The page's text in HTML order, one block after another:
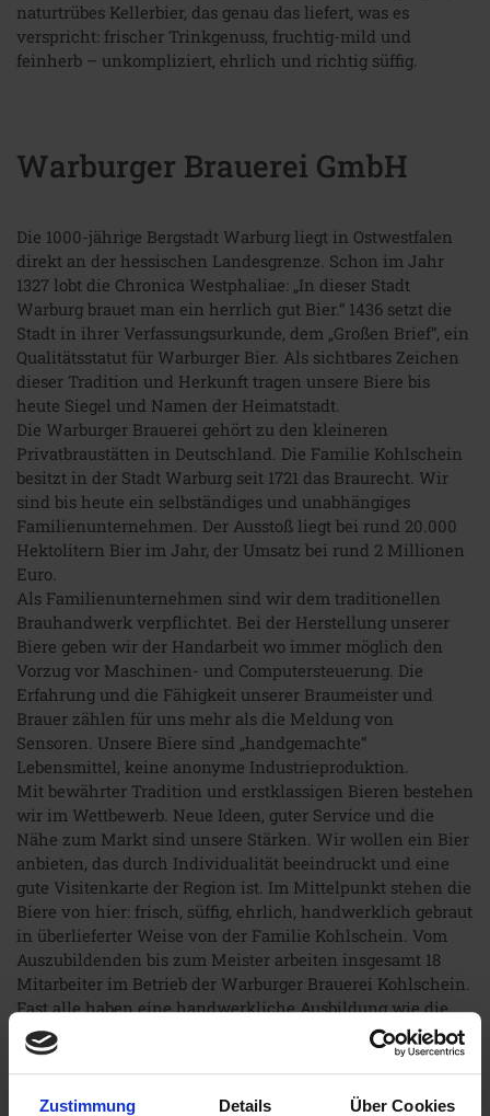
Zustimmung Details Über Cookies
naturtrübes Kellerbier, das genau das liefert, was es
verspricht: frischer Trinkgenuss, fruchtig-mild und
feinherb – unkompliziert, ehrlich und richtig süffig.
Warburger Brauerei GmbH
Die 1000-jährige Bergstadt Warburg liegt in Ostwestfalen
direkt an der hessischen Landesgrenze. Schon im Jahr
1327 lobt die Chronica Westphaliae: „In dieser Stadt
Warburg brauet man ein herrlich gut Bier.“ 1436 setzt die
Stadt in ihrer Verfassungsurkunde, dem „Großen Brief“, ein
Qualitätsstatut für Warburger Bier. Als sichtbares Zeichen
dieser Tradition und Herkunft tragen unsere Biere bis
heute Siegel und Namen der Heimatstadt.
Die Warburger Brauerei gehört zu den kleineren
Privatbraustätten in Deutschland. Die Familie Kohlschein
besitzt in der Stadt Warburg seit 1721 das Braurecht. Wir
sind bis heute ein selbständiges und unabhängiges
Familienunternehmen. Der Ausstoß liegt bei rund 20.000
Hektolitern Bier im Jahr, der Umsatz bei rund 2 Millionen
Euro.
Als Familienunternehmen sind wir dem traditionellen
Brauhandwerk verpflichtet. Bei der Herstellung unserer
Biere geben wir der Handarbeit wo immer möglich den
Vorzug vor Maschinen- und Computersteuerung. Die
Erfahrung und die Fähigkeit unserer Braumeister und
Brauer zählen für uns mehr als die Meldung von
Sensoren. Unsere Biere sind „handgemachte“
Lebensmittel, keine anonyme Industrieproduktion.
Mit bewährter Tradition und erstklassigen Bieren bestehen
wir im Wettbewerb. Neue Ideen, guter Service und die
Nähe zum Markt sind unsere Stärken. Wir wollen ein Bier
anbieten, das durch Individualität beeindruckt und eine
gute Visitenkarte der Region ist. Im Mittelpunkt stehen die
Biere von hier: frisch, süffig, ehrlich, handwerklich gebraut
in überlieferter Weise von der Familie Kohlschein. Vom
Auszubildenden bis zum Meister arbeiten insgesamt 18
Mitarbeiter im Betrieb der Warburger Brauerei Kohlschein.
Fast alle haben eine handwerkliche Ausbildung wie die
Brauer und Schlosser. Zwei Mitarbeiter sorgen im Büro für
Aufträge und korrekte Bücher und vier Kraftfahrer steuern
unsere Lastwagen und Kühlanhänger durch die Region.